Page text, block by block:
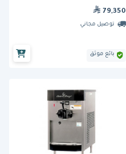
79,350
توصيل مجاني
بائع موثق